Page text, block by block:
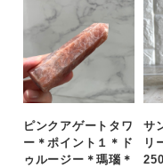
ピンクアゲートタワ
ー＊ポイント１＊ド
ゥルージー＊瑪瑙＊
サ
リ